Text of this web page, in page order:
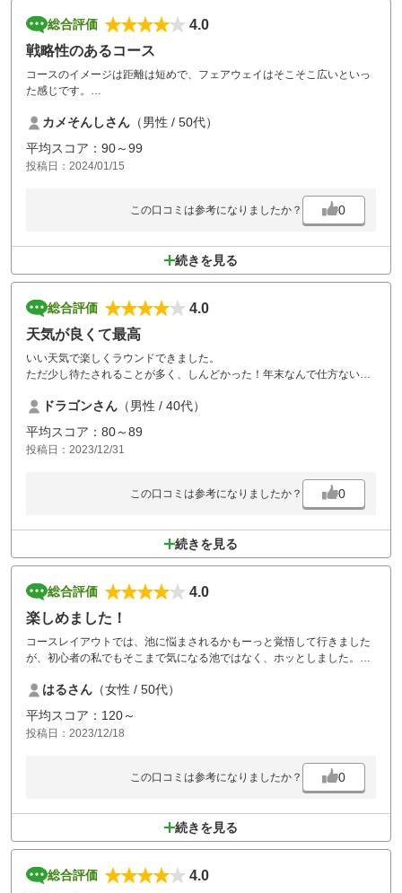
総合評価
4.0
戦略性のあるコース
コースのイメージは距離は短めで、フェアウェイはそこそこ広いといっ
た感じです。
効いているコースも多いです。
あと、グリーンの設定がやや重めでした。
隣のコースと隣接しているコースも多々あり、打ち込みや打ち込まれる
危険性のあるコースもありました。
カメそんしさん （男性 / 50代）
平均スコア：90～99
投稿日：2024/01/15
この口コミは参考になりましたか？ 0
続きを見る
総合評価
4.0
天気が良くて最高
いい天気で楽しくラウンドできました。
ただ少し待たされることが多く、しんどかった！年末なんで仕方ないか
コースはメンテもよく、バンカーにも沢山、砂も入っていて良かったで
す。
ドラゴンさん （男性 / 40代）
平均スコア：80～89
投稿日：2023/12/31
この口コミは参考になりましたか？ 0
続きを見る
総合評価
4.0
楽しめました！
コースレイアウトでは、池に悩まされるかもーっと覚悟して行きました
が、初心者の私でもそこまで気になる池ではなく、ホッとしました。
ただいた時は、ホッコリしました。
食事は、全体的に差額料金がややお高めかなと思いました。
今度はベストスコア更新にリベンジします！
はるさん （女性 / 50代）
平均スコア：120～
投稿日：2023/12/18
この口コミは参考になりましたか？ 0
続きを見る
総合評価
4.0